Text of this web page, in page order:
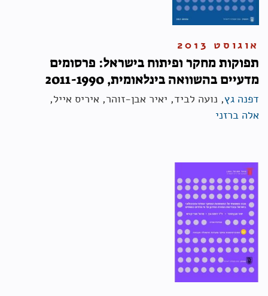
אוגוסט 2013
תפוקות מחקר ופיתוח בישראל: פרסומים
מדעיים בהשוואה בינלאומית, 2011-1990
דפנה גץ, נועה לביד, יאיר אבן-זוהר, איריס אייל,
אלה ברזני